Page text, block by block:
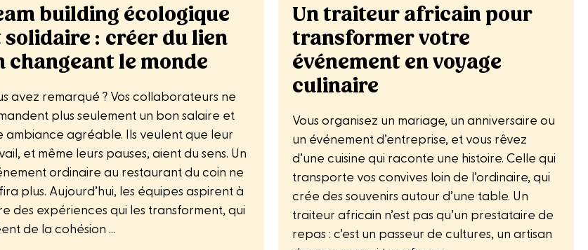
building écologique
solidaire : créer du lien
changeant le monde
avez remarqué ? Vos collaborateurs ne
plus seulement un bon salaire et
ambiance agréable. Ils veulent que leur
et même leurs pauses, aient du sens. Un
ordinaire au restaurant du coin ne
plus. Aujourd’hui, les équipes aspirent à
des expériences qui les transforment, qui
de la cohésion ...
Un traiteur africain pour
transformer votre
événement en voyage
culinaire
Vous organisez un mariage, un anniversaire ou
un événement d’entreprise, et vous rêvez
d’une cuisine qui raconte une histoire. Celle qui
transporte vos convives loin de l’ordinaire, qui
crée des souvenirs autour d’une table. Un
traiteur africain n’est pas qu’un prestataire de
repas : c’est un passeur de cultures, un artisan